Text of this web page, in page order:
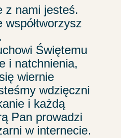
z nami jesteś.
współtworzysz
Świętemu
i natchnienia,
wiernie
wdzięczni
i każdą
Pan prowadzi
w internecie.